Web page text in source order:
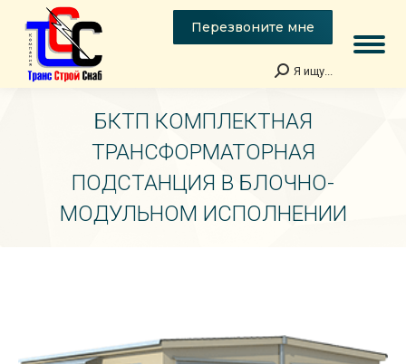
Перезвоните мне
Поиск:
Я ищу...
БКТП КОМПЛЕКТНАЯ
ТРАНСФОРМАТОРНАЯ
ПОДСТАНЦИЯ В БЛОЧНО-
МОДУЛЬНОМ ИСПОЛНЕНИИ